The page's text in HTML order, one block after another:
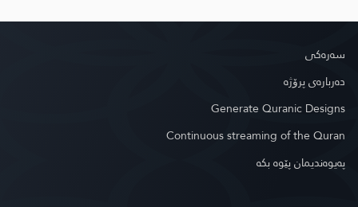
سه‌ره‌كی
دەربارەی پرۆژە
Generate Quranic Designs
Continuous streaming of the Quran
په‌یوه‌ندیمان پێوه‌ بكه‌